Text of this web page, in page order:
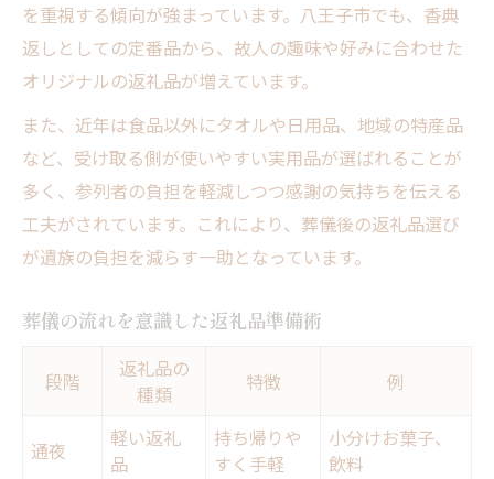
葬儀の流れ別おすすめ返礼品例
スムーズな返礼品選びのための流れ整理
流れに沿う返礼品選びの失敗例と対策
を重視する傾向が強まっています。八王子市でも、香典
返しとしての定番品から、故人の趣味や好みに合わせた
オリジナルの返礼品が増えています。
また、近年は食品以外にタオルや日用品、地域の特産品
など、受け取る側が使いやすい実用品が選ばれることが
多く、参列者の負担を軽減しつつ感謝の気持ちを伝える
工夫がされています。これにより、葬儀後の返礼品選び
が遺族の負担を減らす一助となっています。
葬儀の流れを意識した返礼品準備術
段階
返礼品の
種類
特徴 例
通夜
軽い返礼
品
持ち帰りや
すく手軽
小分けお菓子、
飲料